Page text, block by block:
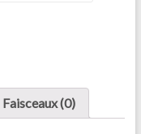
Faisceaux (0)